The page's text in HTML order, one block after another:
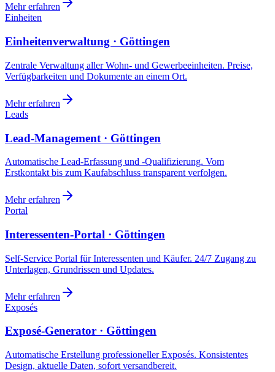
Mehr erfahren
Einheiten
Einheitenverwaltung · Göttingen
Zentrale Verwaltung aller Wohn- und Gewerbeeinheiten. Preise,
Verfügbarkeiten und Dokumente an einem Ort.
Mehr erfahren
Leads
Lead-Management · Göttingen
Automatische Lead-Erfassung und -Qualifizierung. Vom
Erstkontakt bis zum Kaufabschluss transparent verfolgen.
Mehr erfahren
Portal
Interessenten-Portal · Göttingen
Self-Service Portal für Interessenten und Käufer. 24/7 Zugang zu
Unterlagen, Grundrissen und Updates.
Mehr erfahren
Exposés
Exposé-Generator · Göttingen
Automatische Erstellung professioneller Exposés. Konsistentes
Design, aktuelle Daten, sofort versandbereit.